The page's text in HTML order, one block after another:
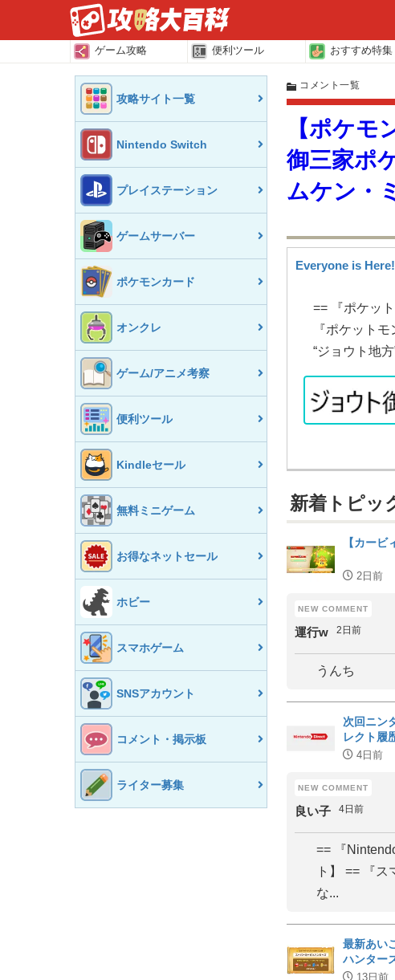
ゲーム攻略 便利ツール おすすめ特集
攻略サイト一覧
Nintendo Switch
プレイステーション
ゲームサーバー
ポケモンカード
オンクレ
ゲーム/アニメ考察
便利ツール
Kindleセール
無料ミニゲーム
お得なネットセール
ホビー
スマホゲーム
SNSアカウント
コメント・掲示板
ライター募集
コメント一覧
【ポケモ
御三家ポ
ムケン・
Everyone is Here!
== 『ポケッ
『ポケット
“ジョウト地
新着トピッ
【カー
2日前
運行w 2日前
うんち
次回ニン
レクト履
4日前
良い子 4日前
== 『
ト】 == 『
な...
最新あい
ハンター
13日前